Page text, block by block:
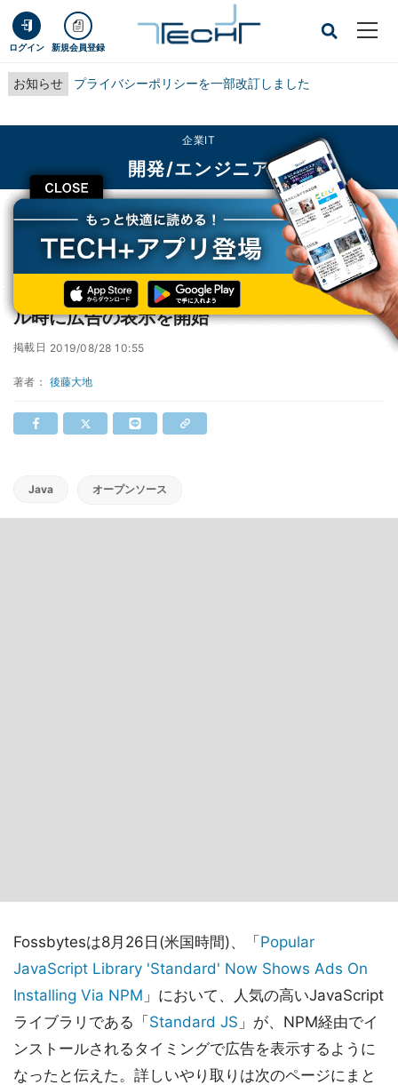
ログイン 新規会員登録
お知らせ プライバシーポリシーを一部改訂しました
CLOSE
企業IT
開発/エンジニア
TECH+ 企業IT
開発/エンジニア
人気のStandard JSライブラリ、インストール時に広告の表示を開始
人気のStandard JSライブラリ、インストー
ル時に広告の表示を開始
掲載日 2019/08/28 10:55
著者： 後藤大地
Java オープンソース
Fossbytesは8月26日(米国時間)、「 Popular
JavaScript Library 'Standard' Now Shows Ads On
Installing Via NPM 」において、人気の高いJavaScript
ライブラリである「 Standard JS 」が、NPM経由でイ
ンストールされるタイミングで広告を表示するように
なったと伝えた。詳しいやり取りは次のページにまと